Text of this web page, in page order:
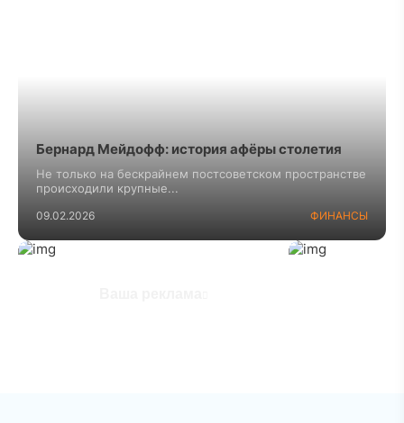
Бернард Мейдофф: история афёры столетия
Не только на бескрайнем постсоветском пространстве
происходили крупные...
09.02.2026 ФИНАНСЫ